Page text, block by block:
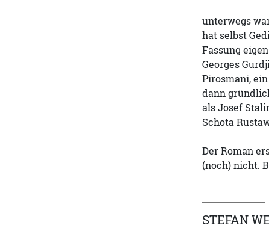
unterwegs
hat selbst
Fassung
Georges
Pirosmani,
dann
als Josef
Schota
Der Roman
(noch) nicht.
STEFAN